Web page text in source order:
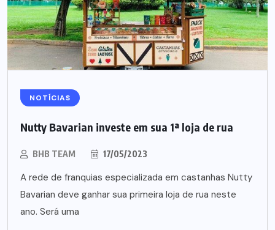
NOTÍCIAS
Nutty Bavarian investe em sua 1ª loja de rua
BHB TEAM 17/05/2023
A rede de franquias especializada em castanhas Nutty
Bavarian deve ganhar sua primeira loja de rua neste
ano. Será uma